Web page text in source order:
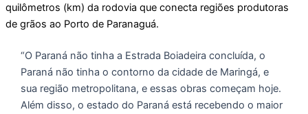
quilômetros (km) da rodovia que conecta regiões produtoras
de grãos ao Porto de Paranaguá.
“O Paraná não tinha a Estrada Boiadeira concluída, o
Paraná não tinha o contorno da cidade de Maringá, e
sua região metropolitana, e essas obras começam hoje.
Além disso, o estado do Paraná está recebendo o maior